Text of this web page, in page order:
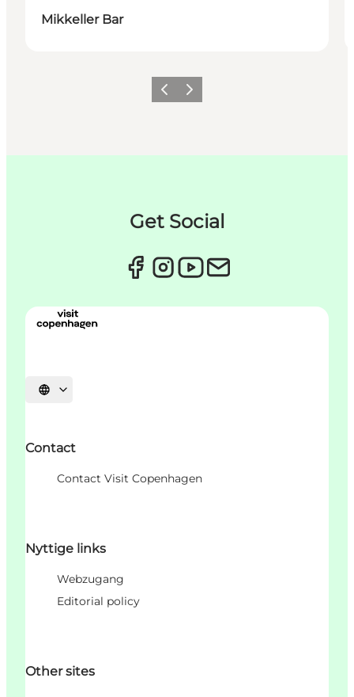
Mikkeller Bar
ZurückWeiter
Get Social
Sprache auswählen
Contact
Contact Visit Copenhagen
Nyttige links
Webzugang
Editorial policy
Other sites